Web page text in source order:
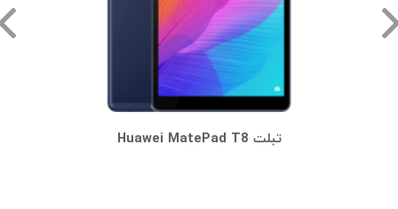
تبلت Huawei MatePad T8